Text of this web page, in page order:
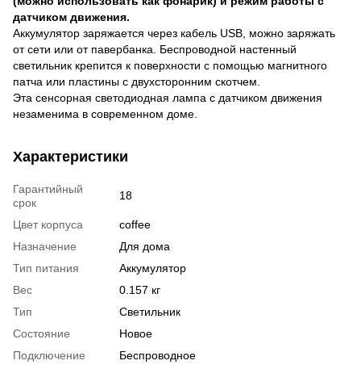
датчиком движения.
Аккумулятор заряжается через кабель USB, можно заряжать
от сети или от павербанка. Беспроводной настенный
светильник крепится к поверхности с помощью магнитного
патча или пластины с двухсторонним скотчем.
Эта сенсорная светодиодная лампа с датчиком движения
незаменима в современном доме.
Характеристики
Гарантийный
срок
18
Цвет корпуса
coffee
Назначение
Для дома
Тип питания
Аккумулятор
Вес
0.157 кг
Тип
Светильник
Состояние
Новое
Подключение
Беспроводное